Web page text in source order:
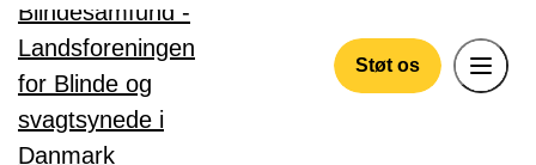
Gå til hovedindhold
Støt os